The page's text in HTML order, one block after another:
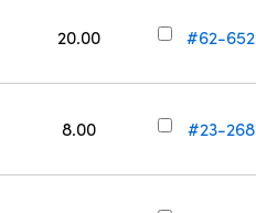
20.00 #62-652
8.00 #23-268